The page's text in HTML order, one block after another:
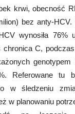
krwi, obecność
bez anty-
wynosiła 76%
chronica C,
Referowane tu
w śledzeniu
w planowaniu